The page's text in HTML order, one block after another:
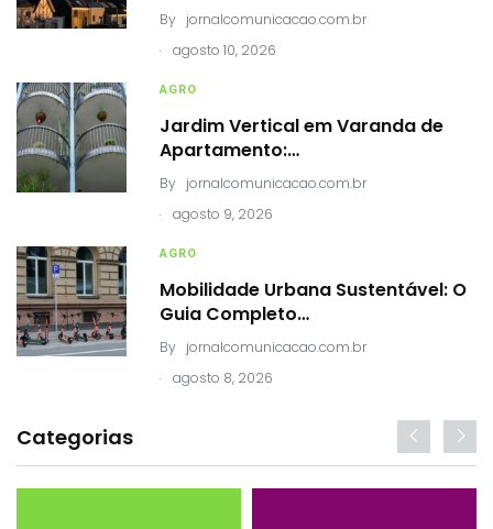
By jornalcomunicacao.com.br
.
agosto 10, 2026
AGRO
Jardim Vertical em Varanda de
Apartamento:…
By jornalcomunicacao.com.br
.
agosto 9, 2026
AGRO
Mobilidade Urbana Sustentável: O
Guia Completo…
By jornalcomunicacao.com.br
.
agosto 8, 2026
Categorias